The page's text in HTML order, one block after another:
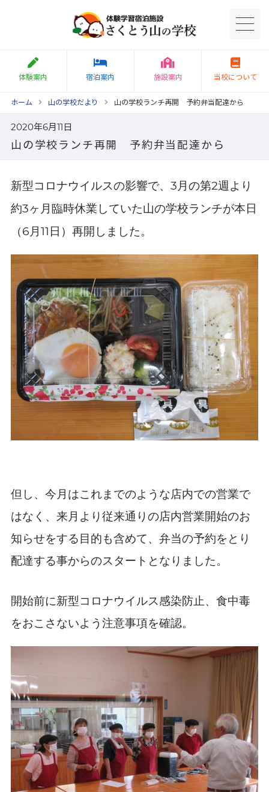
体験案内 宿泊案内 施設案内 当校について
ホーム 山の学校だより 山の学校ランチ再開 予約弁当配達から
2020年6月11日
山の学校ランチ再開 予約弁当配達から
新型コロナウイルスの影響で、 3 月の第2週より
約3ヶ月臨時休業していた山の学校ランチが本日
（6 月11 日）再開しました。
但し、今月はこれまでのような店内での営業で
はなく、来月より従来通りの店内営業開始のお
知らせをする目的も含めて、弁当の予約をとり
配達する事からのスタートとなりました。
開始前に新型コロナウイルス感染防止、食中毒
をおこさないよう注意事項を確認。